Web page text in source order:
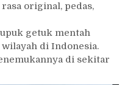
original, pedas,
getuk mentah
di Indonesia.
di sekitar